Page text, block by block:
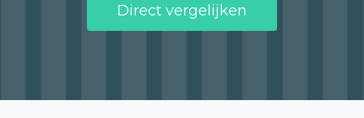
Direct vergelijken